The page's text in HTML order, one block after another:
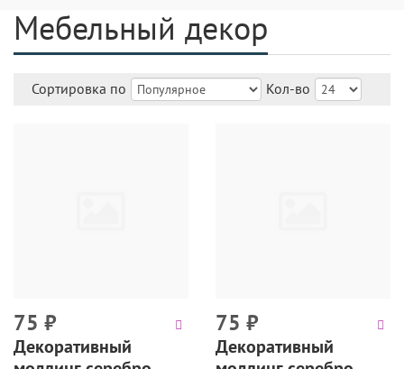
Мебельный декор
Сортировка по Кол-во
75 ₽
Декоративный
75 ₽
Декоративный